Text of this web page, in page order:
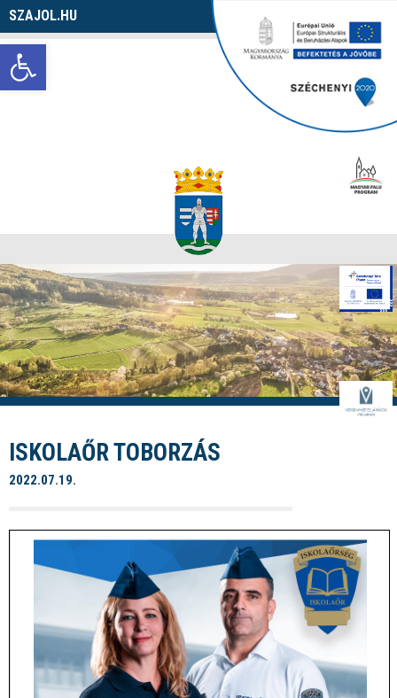
Eszköztár megnyitása
SZAJOL.HU
ISKOLAŐR TOBORZÁS
2022.07.19.